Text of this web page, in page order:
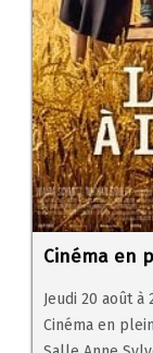
Cinéma en
Jeudi 20 août à
Cinéma en